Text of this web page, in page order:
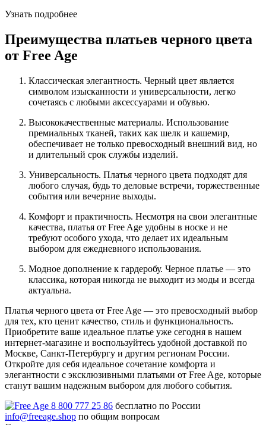
Узнать подробнее
Преимущества платьев черного цвета
от Free Age
Классическая элегантность. Черный цвет является
символом изысканности и универсальности, легко
сочетаясь с любыми аксессуарами и обувью.
Высококачественные материалы. Использование
премиальных тканей, таких как шелк и кашемир,
обеспечивает не только превосходный внешний вид, но
и длительный срок службы изделий.
Универсальность. Платья черного цвета подходят для
любого случая, будь то деловые встречи, торжественные
события или вечерние выходы.
Комфорт и практичность. Несмотря на свои элегантные
качества, платья от Free Age удобны в носке и не
требуют особого ухода, что делает их идеальным
выбором для ежедневного использования.
Модное дополнение к гардеробу. Черное платье — это
классика, которая никогда не выходит из моды и всегда
актуальна.
Платья черного цвета от Free Age — это превосходный выбор
для тех, кто ценит качество, стиль и функциональность.
Приобретите ваше идеальное платье уже сегодня в нашем
интернет-магазине и воспользуйтесь удобной доставкой по
Москве, Санкт-Петербургу и другим регионам России.
Откройте для себя идеальное сочетание комфорта и
элегантности с эксклюзивными платьями от Free Age, которые
станут вашим надежным выбором для любого события.
8 800 777 25 86 бесплатно по России
info@freeage.shop по общим вопросам